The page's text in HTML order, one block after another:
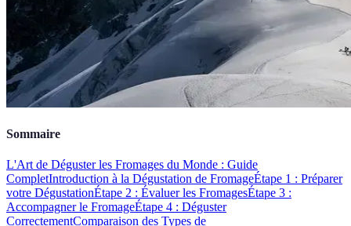
Sommaire
L'Art de Déguster les Fromages du Monde : Guide
CompletIntroduction à la Dégustation de FromageÉtape 1 : Préparer
votre DégustationÉtape 2 : Évaluer les FromagesÉtape 3 :
Accompagner le FromageÉtape 4 : Déguster
CorrectementComparaison des Types de